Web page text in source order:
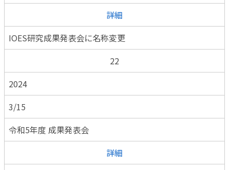
詳細
IOES研究成果発表会に名称変更
22
2024
3/15
令和5年度 成果発表会
詳細